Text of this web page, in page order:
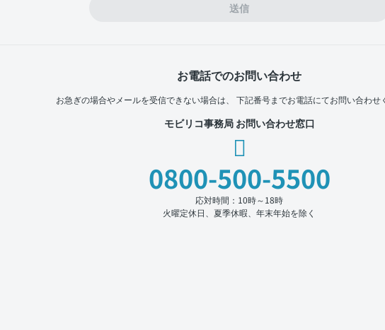
送信
お電話でのお問い合わせ
お急ぎの場合やメールを受信できない場合は、 下記番号までお電話にてお問い合わせ
モビリコ事務局 お問い合わせ窓口
0800-500-5500
応対時間：10時～18時
火曜定休日、夏季休暇、年末年始を除く